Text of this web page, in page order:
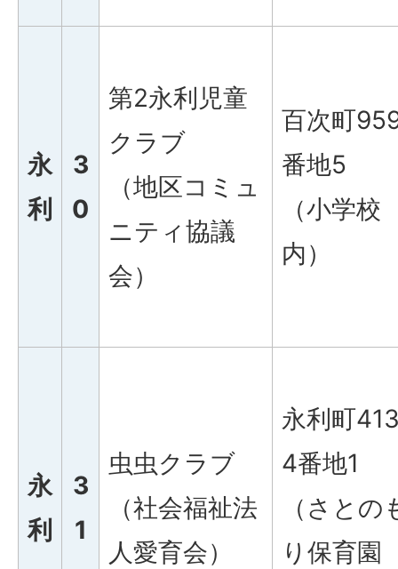
永
利
3
0
第2永利児童
クラブ
（地区コミュ
ニティ協議
会）
百次町
番地5
（小学校
内）
永
利
3
1
虫虫クラブ
（社会福祉法
人愛育会）
永利町
4番地1
（さとの
り保育園